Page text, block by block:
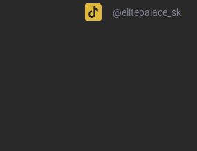
@elitepalace_sk